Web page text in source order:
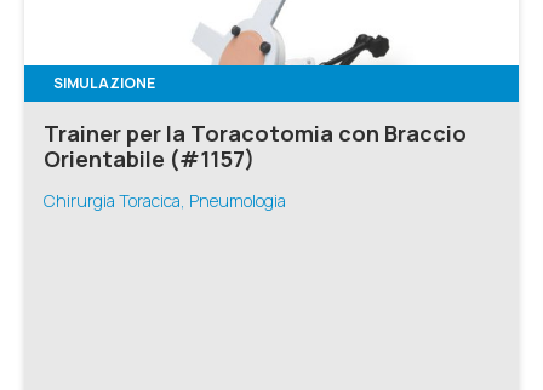
SIMULAZIONE
Trainer per la Toracotomia con Braccio
Orientabile (#1157)
Chirurgia Toracica, Pneumologia